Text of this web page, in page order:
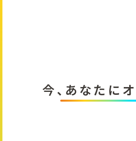
今、あなたに